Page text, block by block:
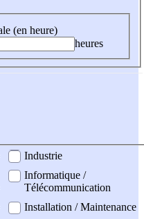
(en heure)
heures
Industrie
Informatique /
Télécommunication
Installation / Maintenance